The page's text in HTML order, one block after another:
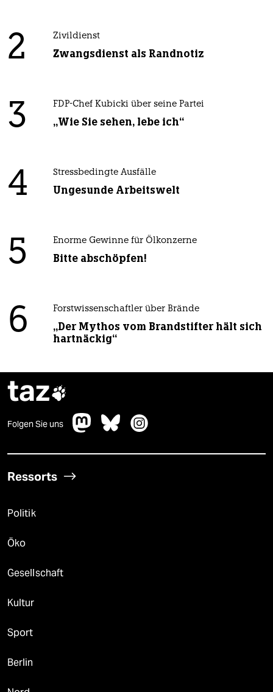
2 Zivildienst
Zwangsdienst als Randnotiz
3 FDP-Chef Kubicki über seine Partei
„Wie Sie sehen, lebe ich“
4 Stressbedingte Ausfälle
Ungesunde Arbeitswelt
5 Enorme Gewinne für Ölkonzerne
Bitte abschöpfen!
6 Forstwissenschaftler über Brände
„Der Mythos vom Brandstifter hält sich
hartnäckig“
taz
Folgen Sie uns
Ressorts
Politik
Öko
Gesellschaft
Kultur
Sport
Berlin